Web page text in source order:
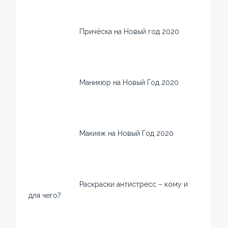
Причёска на Новый год 2020
Маникюр на Новый Год 2020
Макияж на Новый Год 2020
Раскраски антистресс – кому и
для чего?